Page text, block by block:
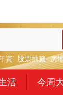
資 股票抽籤 房
活 今周